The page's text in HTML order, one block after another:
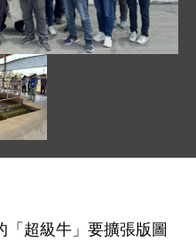
糞尿資源化處理中心
結
頁
超級牛」要擴張版圖